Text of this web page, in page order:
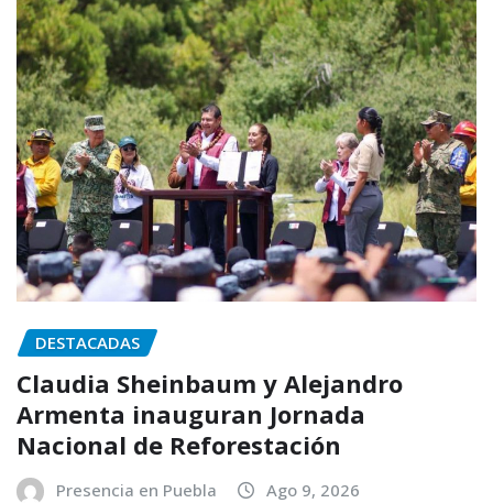
DESTACADAS
Claudia Sheinbaum y Alejandro
Armenta inauguran Jornada
Nacional de Reforestación
Presencia en Puebla Ago 9, 2026